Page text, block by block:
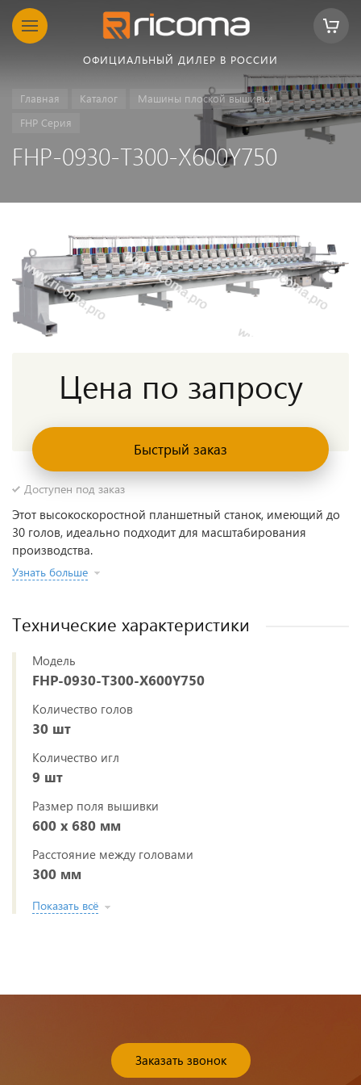
ОФИЦИАЛЬНЫЙ ДИЛЕР В РОССИИ
Главная Каталог
Машины плоской вышивки
FHP Серия
FHP-0930-T300-X600Y750
Доступен под заказ
Этот высокоскоростной планшетный станок, имеющий до
30 голов, идеально подходит для масштабирования
производства.
Узнать больше
Цена по запросу
Быстрый заказ
Технические характеристики
Модель
FHP-0930-T300-X600Y750
Количество голов
30 шт
Количество игл
9 шт
Размер поля вышивки
600 х 680 мм
Расстояние между головами
300 мм
Показать всё
Заказать звонок